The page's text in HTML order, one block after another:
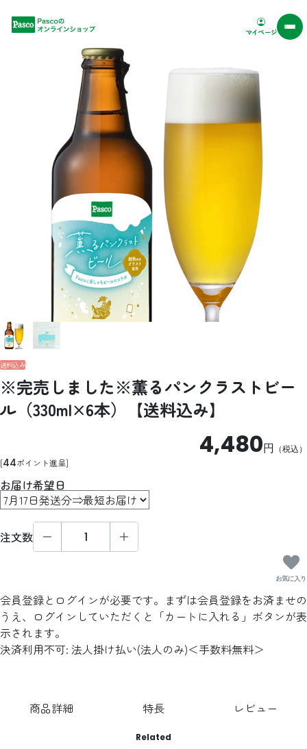
Pascoオンラインショップ マイページ
送料込み
※完売しました※薫るパンクラストビー
ル（330ml×6本）【送料込み】
4,480円 （税込）
44ポイント進呈
お届け希望日
注文数
お気に入り
会員登録とログインが必要です。まずは会員登録をお済ませの
うえ、ログインしていただくと「カートに入れる」ボタンが表
示されます。
決済利用不可: 法人掛け払い(法人のみ)＜手数料無料＞
商品詳細 特長 レビュー
Related